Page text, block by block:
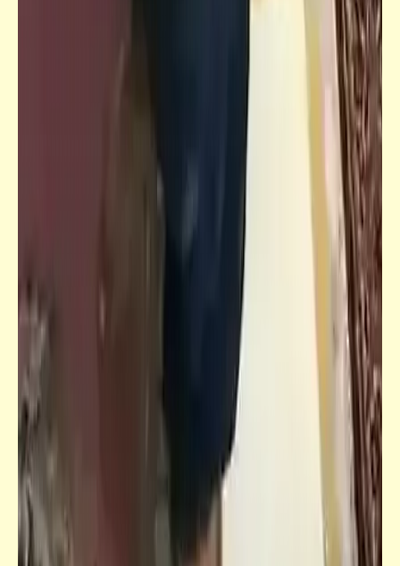
قصص للأطفال والشباب | بينوكيو (7)
قصص_قصص للأطفال والشباب
قصص للأطفال والشباب | بينوكيو (6)